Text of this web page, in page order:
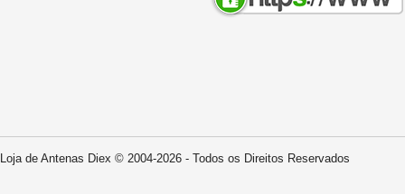
Loja de Antenas Diex © 2004-2026 - Todos os Direitos Reservados